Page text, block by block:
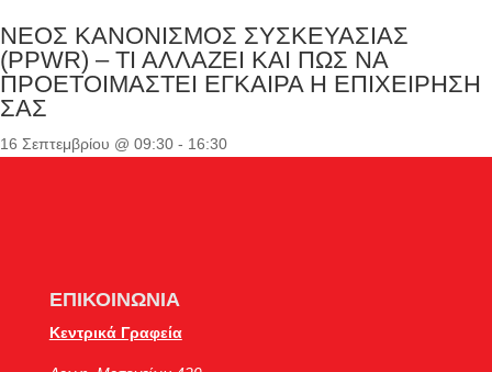
ΝΕΟΣ ΚΑΝΟΝΙΣΜΟΣ ΣΥΣΚΕΥΑΣΙΑΣ
(PPWR) – ΤΙ ΑΛΛΑΖΕΙ ΚΑΙ ΠΩΣ ΝΑ
ΠΡΟΕΤΟΙΜΑΣΤΕΙ ΕΓΚΑΙΡΑ Η ΕΠΙΧΕΙΡΗΣΗ
ΣΑΣ
16 Σεπτεμβρίου @ 09:30 - 16:30
ΕΠΙΚΟΙΝΩΝΙΑ
Κεντρικά Γραφεία